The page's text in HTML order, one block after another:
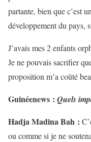
partante, bien que c’est
développement du pays,
J’avais mes 2 enfants
Je ne pouvais sacrifier
proposition m’a coûté
Guinéenews : Quels
Hadja Madina Bah :
ou comme si je ne